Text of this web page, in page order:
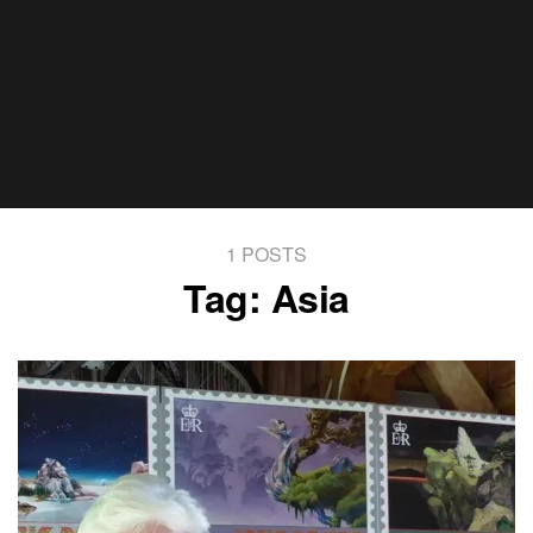
1 POSTS
Tag: Asia